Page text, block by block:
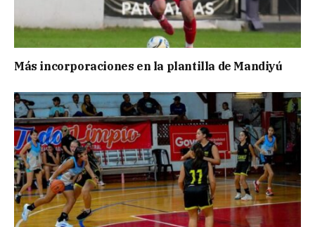
Más incorporaciones en la plantilla de Mandiyú